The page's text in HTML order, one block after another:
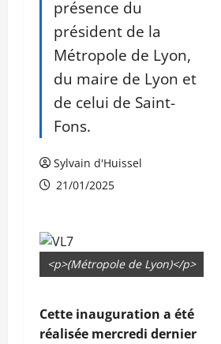
présence du
président de la
Métropole de Lyon,
du maire de Lyon et
de celui de Saint-
Fons.
Sylvain d'Huissel
21/01/2025
<p>(Métropole de Lyon)</p>
Cette inauguration a été
réalisée mercredi dernier